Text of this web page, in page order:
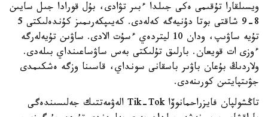
ويسىلقارا تۇقىمى ەكى جىلدا ءبىر تۋادى، بۇل قورادا جىل سايىن
8-9 شاقتى بوتا دۇنيەگە كەلەدى. كەيىپكەرىمىز كۇندەلىكتى 5
تۇيە ساۋىپ، ودان 10 ليتردەي ءسۇت الادى. ساۋىن تۇيەلەرگە
ءوزى ات قويعان. بارلىق تۇلىكتى بەس ساۋساعىنداي بىلەدى.
ولاردىڭ بۇعان باۋىر باسقانى سونداي، قاسىنا وزگە ەشكىمدى
جۋىتپايتىن كورىنەدى.
تاڭشولپان فايزراحمانوۆا Tik-Tok الەۋمەتتىك جەلىسىندەگى